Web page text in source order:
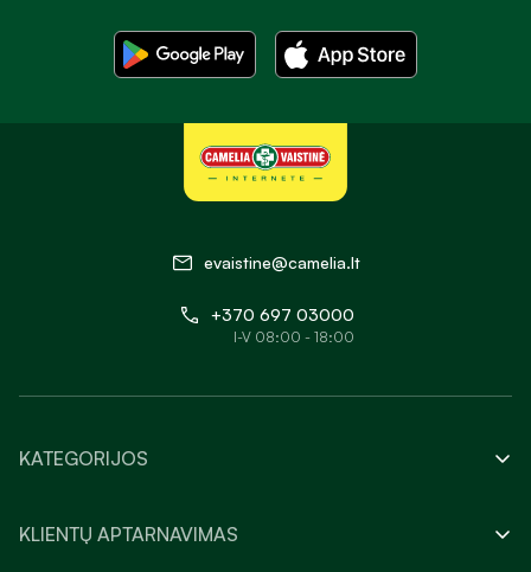
evaistine@camelia.lt
+370 697 03000
I-V 08:00 - 18:00
KATEGORIJOS
KLIENTŲ APTARNAVIMAS